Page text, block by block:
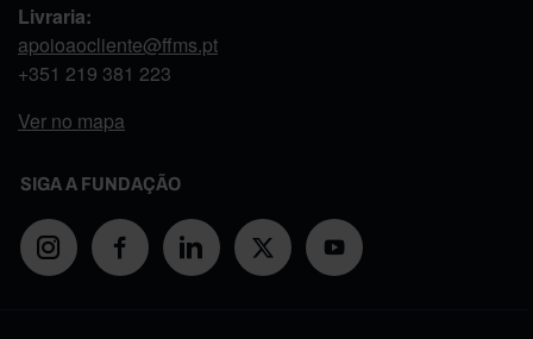
Livraria:
apoioaocliente@ffms.pt
+351 219 381 223
Ver no mapa
SIGA A FUNDAÇÃO